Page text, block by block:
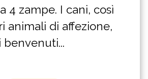
4 zampe. I cani, così
animali di affezione,